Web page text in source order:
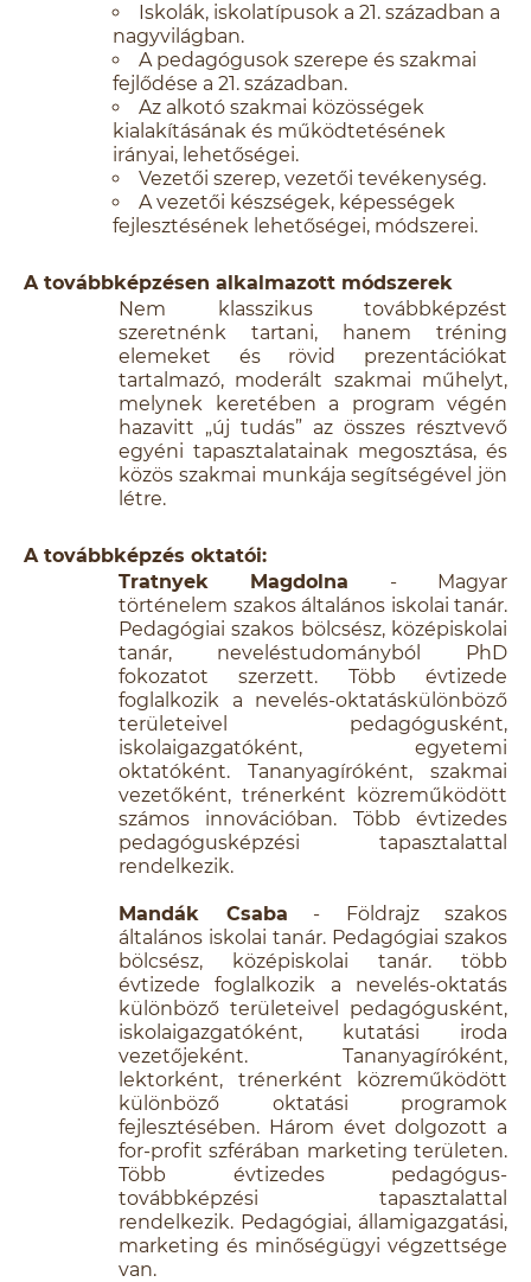
Iskolák, iskolatípusok a 21. században a
nagyvilágban.
A pedagógusok szerepe és szakmai
fejlődése a 21. században.
Az alkotó szakmai közösségek
kialakításának és működtetésének
irányai, lehetőségei.
Vezetői szerep, vezetői tevékenység.
A vezetői készségek, képességek
fejlesztésének lehetőségei, módszerei.
A továbbképzésen alkalmazott módszerek
Nem klasszikus továbbképzést
szeretnénk tartani, hanem tréning
elemeket és rövid prezentációkat
tartalmazó, moderált szakmai műhelyt,
melynek keretében a program végén
hazavitt „új tudás” az összes résztvevő
egyéni tapasztalatainak megosztása, és
közös szakmai munkája segítségével jön
létre.
A továbbképzés oktatói:
Tratnyek Magdolna - Magyar
történelem szakos általános iskolai tanár.
Pedagógiai szakos bölcsész, középiskolai
tanár, neveléstudományból PhD
fokozatot szerzett. Több évtizede
foglalkozik a nevelés-oktatáskülönböző
területeivel pedagógusként,
iskolaigazgatóként, egyetemi
oktatóként. Tananyagíróként, szakmai
vezetőként, trénerként közreműködött
számos innovációban. Több évtizedes
pedagógusképzési tapasztalattal
rendelkezik.
Mandák Csaba - Földrajz szakos
általános iskolai tanár. Pedagógiai szakos
bölcsész, középiskolai tanár. több
évtizede foglalkozik a nevelés-oktatás
különböző területeivel pedagógusként,
iskolaigazgatóként, kutatási iroda
vezetőjeként. Tananyagíróként,
lektorként, trénerként közreműködött
különböző oktatási programok
fejlesztésében. Három évet dolgozott a
for-profit szférában marketing területen.
Több évtizedes pedagógus-
továbbképzési tapasztalattal
rendelkezik. Pedagógiai, államigazgatási,
marketing és minőségügyi végzettsége
van.